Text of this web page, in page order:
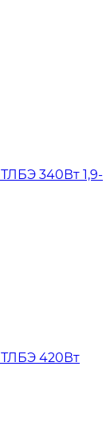
340Вт 1,9-
420Вт